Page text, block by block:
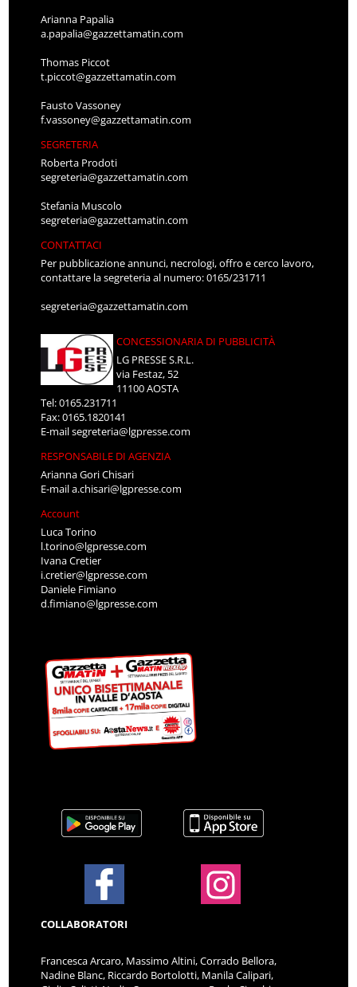
Arianna Papalia
a.papalia@gazzettamatin.com
Thomas Piccot
t.piccot@gazzettamatin.com
Fausto Vassoney
f.vassoney@gazzettamatin.com
SEGRETERIA
Roberta Prodoti
segreteria@gazzettamatin.com
Stefania Muscolo
segreteria@gazzettamatin.com
CONTATTACI
Per pubblicazione annunci, necrologi, offro e cerco lavoro,
contattare la segreteria al numero: 0165/231711
segreteria@gazzettamatin.com
CONCESSIONARIA DI PUBBLICITÀ
LG PRESSE S.R.L.
via Festaz, 52
11100 AOSTA
Tel: 0165.231711
Fax: 0165.1820141
E-mailsegreteria@lgpresse.com
RESPONSABILE DI AGENZIA
Arianna Gori Chisari
E-maila.chisari@lgpresse.com
Account
Luca Torino
l.torino@lgpresse.com
Ivana Cretier
i.cretier@lgpresse.com
Daniele Fimiano
d.fimiano@lgpresse.com
COLLABORATORI
Francesca Arcaro, Massimo Altini, Corrado Bellora,
Nadine Blanc, Riccardo Bortolotti, Manila Calipari,